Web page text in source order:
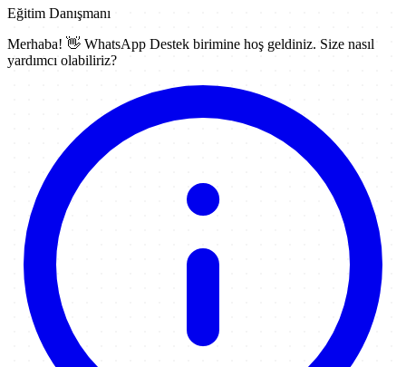
Eğitim Danışmanı
Merhaba! 👋 WhatsApp Destek birimine hoş geldiniz. Size nasıl
yardımcı olabiliriz?